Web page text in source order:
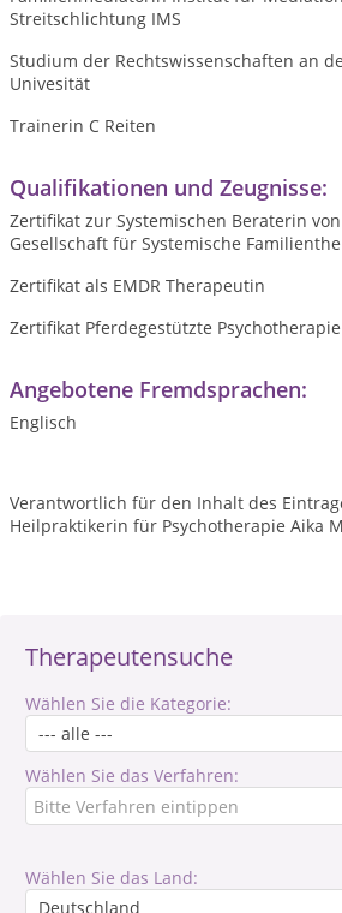
Therapeutensuche
Wählen Sie die Kategorie:
Wählen Sie das Verfahren:
Wählen Sie das Land:
Streitschlichtung IMS
Studium der Rechtswissenschaften an
Univesität
Trainerin C Reiten
Qualifikationen und Zeugnisse:
Zertifikat zur Systemischen Beraterin
Gesellschaft für Systemische
Zertifikat als EMDR Therapeutin
Zertifikat Pferdegestützte Psychotherapie
Angebotene Fremdsprachen:
Englisch
Verantwortlich für den Inhalt des
Heilpraktikerin für Psychotherapie Aika